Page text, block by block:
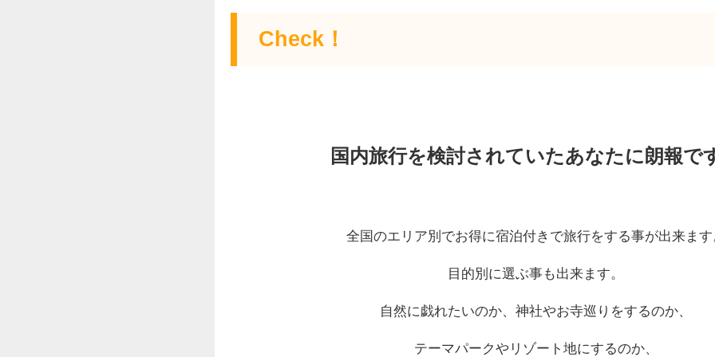
Check！
国内旅行を検討されていたあなたに朗報で
全国のエリア別でお得に宿泊付きで旅行をする事が出来ます
目的別に選ぶ事も出来ます。
自然に戯れたいのか、神社やお寺巡りをするのか、
テーマパークやリゾート地にするのか、